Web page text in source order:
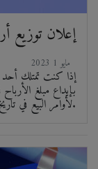
إعلان توزيع
إذا كنت تمتلك أحد
بإيداع مبلغ
لأوامر البيع في تاريخ الاستحقاق السابق.